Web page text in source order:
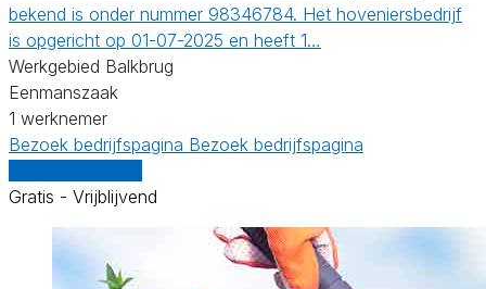
bekend is onder nummer 98346784. Het hoveniersbedrijf
is opgericht op 01-07-2025 en heeft 1…
Werkgebied Balkbrug
Eenmanszaak
1 werknemer
Bezoek bedrijfspagina Bezoek bedrijfspagina
Gratis - Vrijblijvend